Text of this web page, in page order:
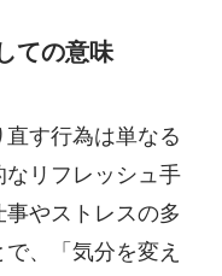
ての意味
す行為は単なる
リフレッシュ手
やストレスの多
、「気分を変え